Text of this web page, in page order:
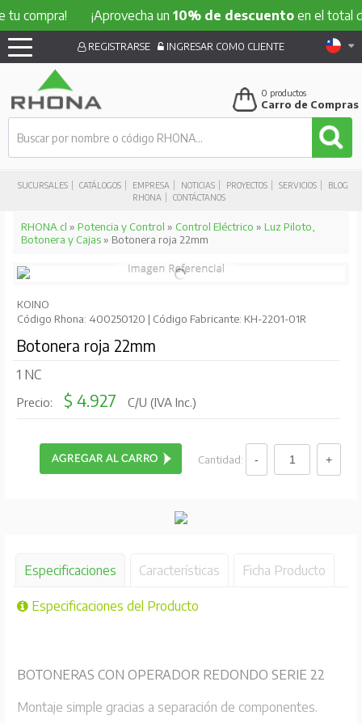
¡Aprovecha un10% de descuentoen el total de tu
SUCURSALES CATÁLOGOS EMPRESA NOTICIAS PROYECTOS SERVICIOS
BLOG
RHONA
CONTÁCTANOS
REGISTRARSE INGRESAR COMO CLIENTE
0 productos
Carro de Compras
RHONA.cl » Potencia y Control » Control Eléctrico » Luz Piloto,
Botonera y Cajas» Botonera roja 22mm
KOINO
Código Rhona: 400250120 | Código Fabricante: KH-2201-01R
Botonera roja 22mm
1 NC
Precio: $ 4.927 C/U (IVA Inc.)
Cantidad:
Especificaciones Características Ficha Producto
Especificaciones del Producto
BOTONERAS CON OPERADOR REDONDO SERIE 22
Montaje simple gracias a separación de componentes.